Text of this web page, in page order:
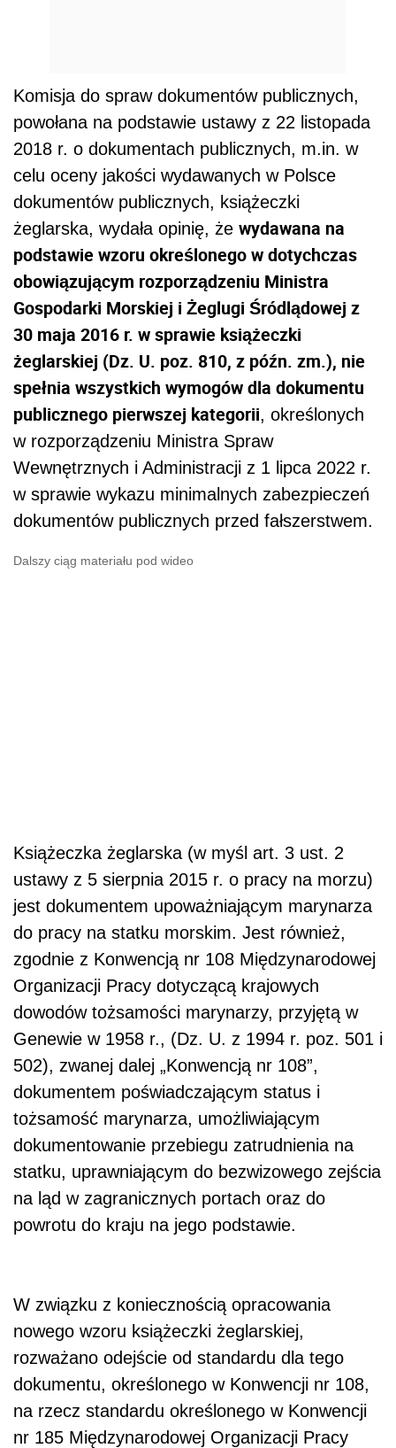
Komisja do spraw dokumentów publicznych,
powołana na podstawie ustawy z 22 listopada
2018 r. o dokumentach publicznych, m.in. w
celu oceny jakości wydawanych w Polsce
dokumentów publicznych, książeczki
żeglarska, wydała opinię, że wydawana na
podstawie wzoru określonego w dotychczas
obowiązującym rozporządzeniu Ministra
Gospodarki Morskiej i Żeglugi Śródlądowej z
30 maja 2016 r. w sprawie książeczki
żeglarskiej (Dz. U. poz. 810, z późn. zm.), nie
spełnia wszystkich wymogów dla dokumentu
publicznego pierwszej kategorii, określonych
w rozporządzeniu Ministra Spraw
Wewnętrznych i Administracji z 1 lipca 2022 r.
w sprawie wykazu minimalnych zabezpieczeń
dokumentów publicznych przed fałszerstwem.
Dalszy ciąg materiału pod wideo
Książeczka żeglarska (w myśl art. 3 ust. 2
ustawy z 5 sierpnia 2015 r. o pracy na morzu)
jest dokumentem upoważniającym marynarza
do pracy na statku morskim. Jest również,
zgodnie z Konwencją nr 108 Międzynarodowej
Organizacji Pracy dotyczącą krajowych
dowodów tożsamości marynarzy, przyjętą w
Genewie w 1958 r., (Dz. U. z 1994 r. poz. 501 i
502), zwanej dalej „Konwencją nr 108”,
dokumentem poświadczającym status i
tożsamość marynarza, umożliwiającym
dokumentowanie przebiegu zatrudnienia na
statku, uprawniającym do bezwizowego zejścia
na ląd w zagranicznych portach oraz do
powrotu do kraju na jego podstawie.
W związku z koniecznością opracowania
nowego wzoru książeczki żeglarskiej,
rozważano odejście od standardu dla tego
dokumentu, określonego w Konwencji nr 108,
na rzecz standardu określonego w Konwencji
nr 185 Międzynarodowej Organizacji Pracy